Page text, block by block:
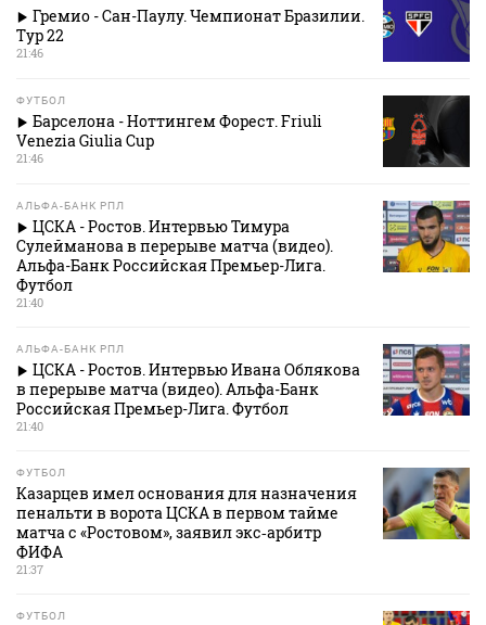
Гремио - Сан-Паулу. Чемпионат Бразилии.
Тур 22
21:46
ФУТБОЛ
Барселона - Ноттингем Форест. Friuli
Venezia Giulia Cup
21:46
АЛЬФА-БАНК РПЛ
ЦСКА - Ростов. Интервью Тимура
Сулейманова в перерыве матча (видео).
Альфа-Банк Российская Премьер-Лига.
Футбол
21:40
АЛЬФА-БАНК РПЛ
ЦСКА - Ростов. Интервью Ивана Облякова
в перерыве матча (видео). Альфа-Банк
Российская Премьер-Лига. Футбол
21:40
ФУТБОЛ
Казарцев имел основания для назначения
пенальти в ворота ЦСКА в первом тайме
матча с «Ростовом», заявил экс‑арбитр
ФИФА
21:37
ФУТБОЛ